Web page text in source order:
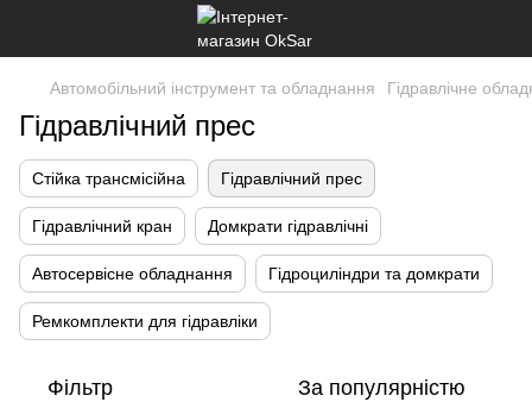
Автомобільний інструмент та обладнання Гідравлічне
Гідравлічний прес
Стійка трансмісійна Гідравлічний прес
Гідравлічний кран Домкрати гідравлічні
Автосервісне обладнання Гідроциліндри та домкрати
Ремкомплекти для гідравліки
Фільтр За популярністю